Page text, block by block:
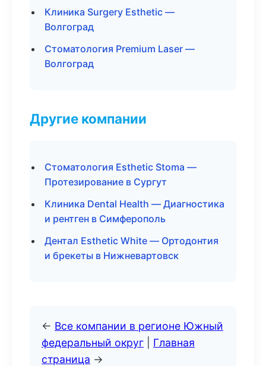
Клиника Surgery Esthetic —
Волгоград
Стоматология Premium Laser —
Волгоград
Другие компании
Стоматология Esthetic Stoma —
Протезирование в Сургут
Клиника Dental Health — Диагностика
и рентген в Симферополь
Дентал Esthetic White — Ортодонтия
и брекеты в Нижневартовск
← Все компании в регионе Южный
федеральный округ
Главная
страница →